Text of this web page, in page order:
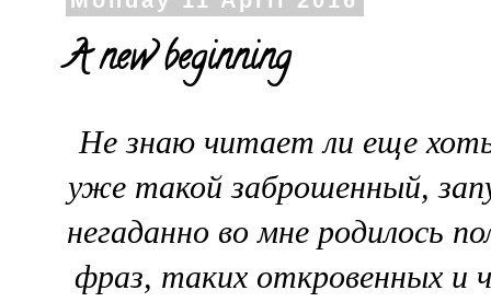
A new beginning
Не знаю читает ли еще
уже такой заброшенный,
негаданно во мне родилось
фраз, таких откровенных и